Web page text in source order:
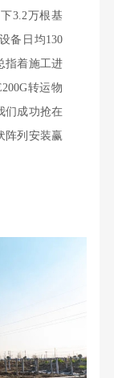
3.2万根基
备日均130
指着施工进
转运物
们成功抢在
阵列安装赢